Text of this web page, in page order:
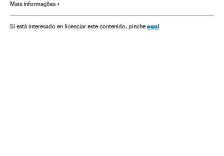
Mais informações
Si está interesado en licenciar este contenido, pinche aquí